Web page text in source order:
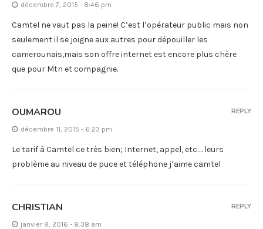
décembre 7, 2015 - 8:46 pm
Camtel ne vaut pas la peine! C’est l’opérateur public mais non
seulement il se joigne aux autres pour dépouiller les
camerounais,mais son offre internet est encore plus chère
que pour Mtn et compagnie.
OUMAROU
décembre 11, 2015 - 6:23 pm
Le tarif à Camtel ce très bien; Internet, appel, etc…. leurs
problème au niveau de puce et téléphone j’aime camtel
REPLY
CHRISTIAN
janvier 9, 2016 - 8:38 am
REPLY